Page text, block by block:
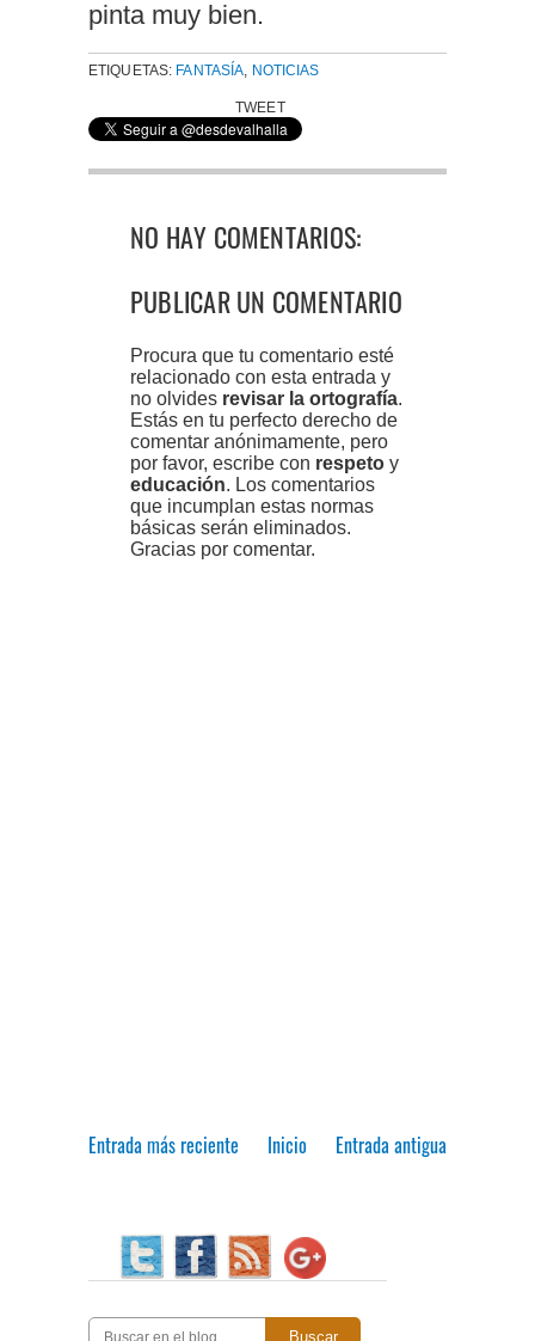
pinta muy bien.
ETIQUETAS: FANTASÍA NOTICIAS
TWEET
NO HAY COMENTARIOS:
PUBLICAR UN COMENTARIO
Procura que tu comentario esté
relacionado con esta entrada y
no olvides revisar la ortografía.
Estás en tu perfecto derecho de
comentar anónimamente, pero
por favor, escribe con respeto y
educación. Los comentarios
que incumplan estas normas
básicas serán eliminados.
Gracias por comentar.
Entrada más reciente Entrada antigua
Inicio
Buscar